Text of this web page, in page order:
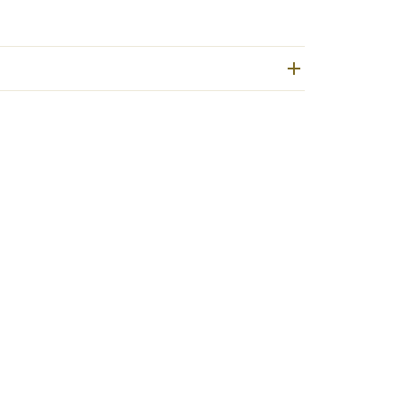
quotidien.
gobelet.